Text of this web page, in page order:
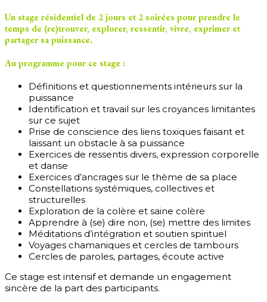
Un stage résidentiel de 2 jours et 2 soirées pour prendre le
temps de (re)trouver, explorer, ressentir, vivre, exprimer et
partager sa puissance.
Au programme pour ce stage :
Définitions et questionnements intérieurs sur la
puissance
Identification et travail sur les croyances limitantes
sur ce sujet
Prise de conscience des liens toxiques faisant et
laissant un obstacle à sa puissance
Exercices de ressentis divers, expression corporelle
et danse
Exercices d’ancrages sur le thème de sa place
Constellations systémiques, collectives et
structurelles
Exploration de la colère et saine colère
Apprendre à (se) dire non, (se) mettre des limites
Méditations d’intégration et soutien spirituel
Voyages chamaniques et cercles de tambours
Cercles de paroles, partages, écoute active
Ce stage est intensif et demande un engagement
sincère de la part des participants.